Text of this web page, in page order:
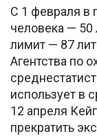
С 1 февраля в
человека —
лимит — 87
Агентства по
использует в
12 апреля
прекратить